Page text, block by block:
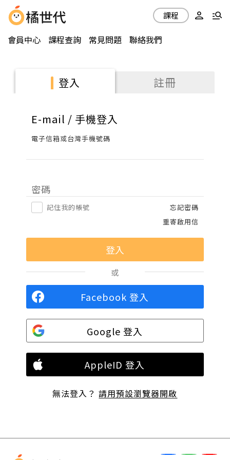
會員中心 課程查詢 常見問題 聯絡我們
課程
登入 註冊
E-mail / 手機登入
電子信箱或台灣手機號碼
密碼
記住我的帳號
忘記密碼
重寄啟用信
或
Facebook 登入
Google 登入
AppleID 登入
無法登入？請用預設瀏覽器開啟